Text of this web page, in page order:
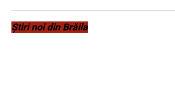
Știri noi din Brăila